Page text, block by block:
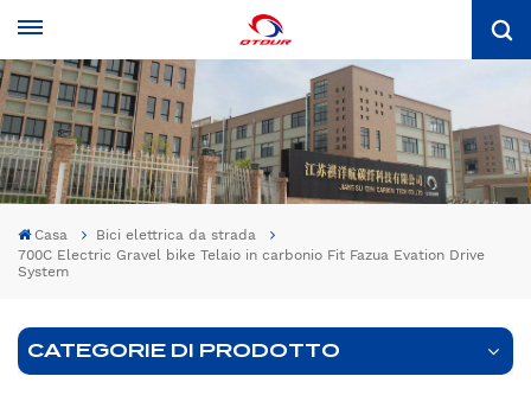
Casa
Bici elettrica da strada
700C Electric Gravel bike Telaio in carbonio Fit Fazua Evation Drive
System
CATEGORIE DI PRODOTTO